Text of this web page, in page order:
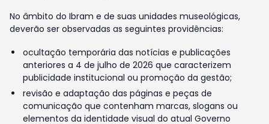
No âmbito do Ibram e de suas unidades museológicas,
deverão ser observadas as seguintes providências:
ocultação temporária das notícias e publicações
anteriores a 4 de julho de 2026 que caracterizem
publicidade institucional ou promoção da gestão;
revisão e adaptação das páginas e peças de
comunicação que contenham marcas, slogans ou
elementos da identidade visual do atual Governo